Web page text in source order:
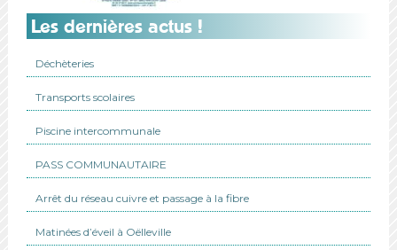
Les dernières actus !
Déchèteries
Transports scolaires
Piscine intercommunale
PASS COMMUNAUTAIRE
Arrêt du réseau cuivre et passage à la fibre
Matinées d’éveil à Oëlleville